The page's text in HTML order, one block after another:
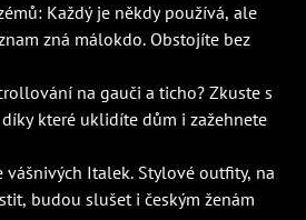
Každý je někdy používá, ale
zná málokdo. Obstojíte bez
na gauči a ticho? Zkuste s
které uklidíte dům i zažehnete
vášnivých Italek. Stylové outfity, na
budou slušet i českým ženám